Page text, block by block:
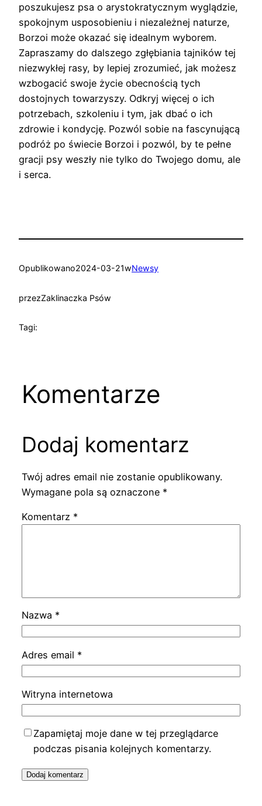
poszukujesz psa o arystokratycznym wyglądzie,
spokojnym usposobieniu i niezależnej naturze,
Borzoi może okazać się idealnym wyborem.
Zapraszamy do dalszego zgłębiania tajników tej
niezwykłej rasy, by lepiej zrozumieć, jak możesz
wzbogacić swoje życie obecnością tych
dostojnych towarzyszy. Odkryj więcej o ich
potrzebach, szkoleniu i tym, jak dbać o ich
zdrowie i kondycję. Pozwól sobie na fascynującą
podróż po świecie Borzoi i pozwól, by te pełne
gracji psy weszły nie tylko do Twojego domu, ale
i serca.
Opublikowano2024-03-21wNewsy
przezZaklinaczka Psów
Tagi:
Komentarze
Dodaj komentarz
Twój adres email nie zostanie opublikowany.
Wymagane pola są oznaczone *
Komentarz *
Nazwa *
Adres email *
Witryna internetowa
Zapamiętaj moje dane w tej przeglądarce
podczas pisania kolejnych komentarzy.